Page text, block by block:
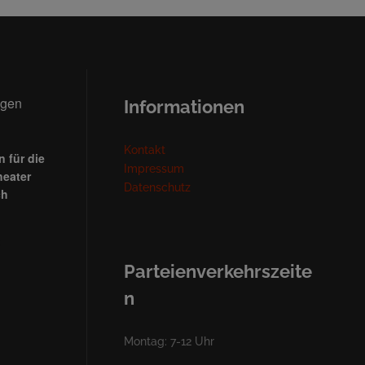
für die
Informationen
Kontakt
Impressum
Datenschutz
Parteienverkehrszeite
n
Montag: 7-12 Uhr